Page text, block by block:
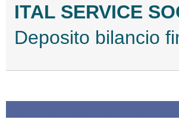
ITAL SERVICE
Deposito bilancio